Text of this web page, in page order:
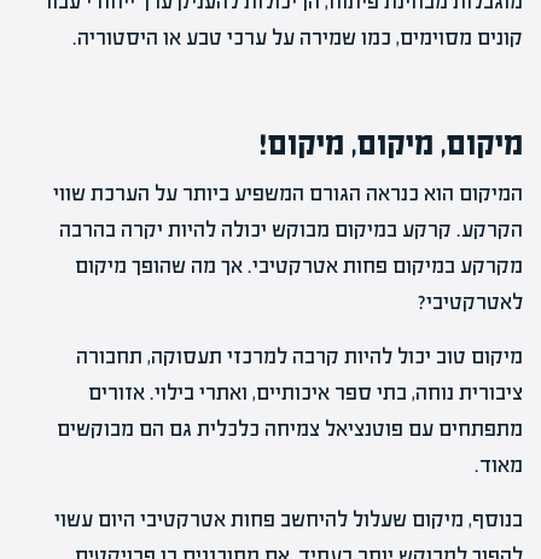
קונים מסוימים, כמו שמירה על ערכי טבע או היסטוריה.
מיקום, מיקום, מיקום!
המיקום הוא כנראה הגורם המשפיע ביותר על הערכת שווי
הקרקע. קרקע במיקום מבוקש יכולה להיות יקרה בהרבה
מקרקע במיקום פחות אטרקטיבי. אך מה שהופך מיקום
לאטרקטיבי?
מיקום טוב יכול להיות קרבה למרכזי תעסוקה, תחבורה
ציבורית נוחה, בתי ספר איכותיים, ואתרי בילוי. אזורים
מתפתחים עם פוטנציאל צמיחה כלכלית גם הם מבוקשים
מאוד.
בנוסף, מיקום שעלול להיחשב פחות אטרקטיבי היום עשוי